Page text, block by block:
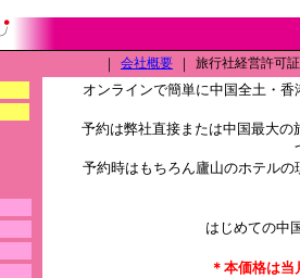
｜ 会社概要 ｜ 旅行社経営許可
オンラインで簡単に中国全土・
予約は弊社直接または中国最大
予約時はもちろん廬山のホテル
はじめての中
＊本価格は